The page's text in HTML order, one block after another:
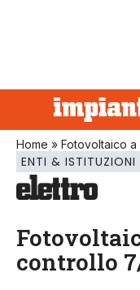
Home » Fotovoltaico
ENTI & ISTITUZIONI
controllo